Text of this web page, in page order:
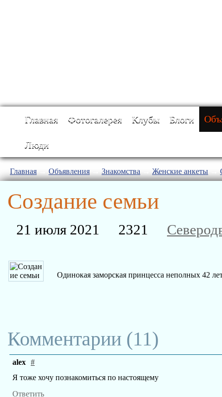
Главная Фотогалерея Клубы Блоги
Люди
Главная Объявления Знакомства Женские анкеты
Создание семьи
21 июля 2021 2321
Одинокая заморская принцесса неполных 42
Комментарии (11)
alex #
Я тоже хочу познакомиться по настоящему
Ответить